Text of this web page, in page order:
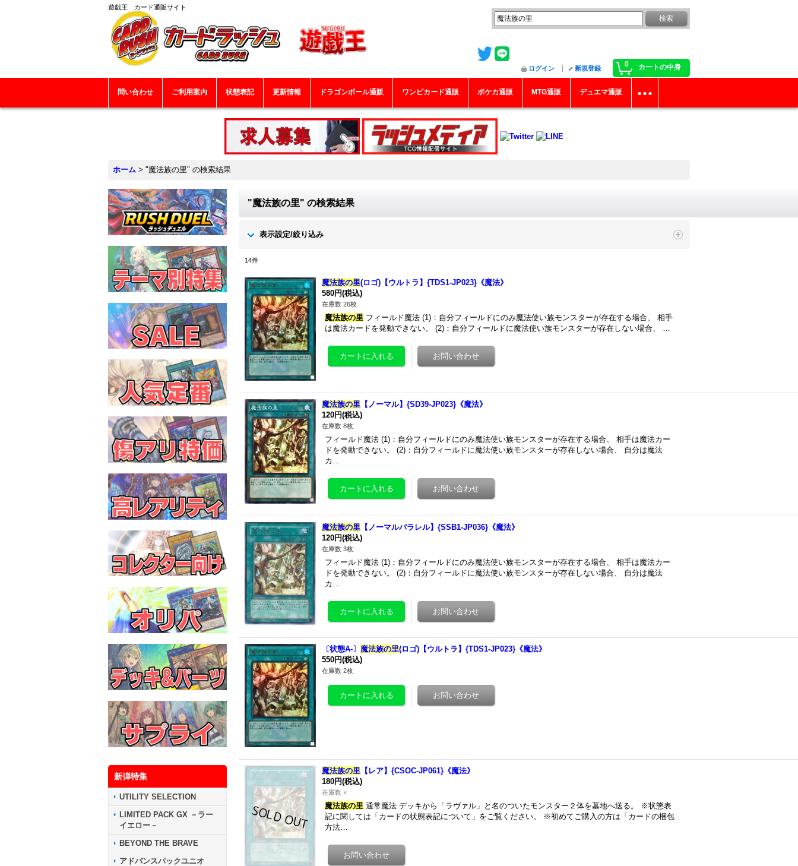
遊戯王 カード通販サイト
0 カートの中身
ログイン 新規登録
問い合わせ ご利用案内 状態表記 更新情報 ドラゴンボール通販 ワンピカード通販 ポケカ通販 MTG通販 デュエマ通販
ホーム > "魔法族の里" の検索結果
新弾特集
UTILITY SELECTION
LIMITED PACK GX －ラー
イエロー－
BEYOND THE BRAVE
アドバンスパックユニオ
"魔法族の里" の検索結果
表示設定/絞り込み
14件
魔法族の里(ロゴ)【ウルトラ】{TDS1-JP023}《魔法》
580円(税込)
在庫数 26枚
魔法族の里 フィールド魔法 (1)：自分フィールドにのみ魔法使い族モンスターが存在する場合、 相手
は魔法カードを発動できない。 (2)：自分フィールドに魔法使い族モンスターが存在しない場合、 …
魔法族の里 【ノーマル】{SD39-JP023}《魔法》
120円(税込)
在庫数 8枚
フィールド魔法 (1)：自分フィールドにのみ魔法使い族モンスターが存在する場合、 相手は魔法カー
ドを発動できない。 (2)：自分フィールドに魔法使い族モンスターが存在しない場合、 自分は魔法
カ…
魔法族の里 【ノーマルパラレル】{SSB1-JP036}《魔法》
120円(税込)
在庫数 3枚
フィールド魔法 (1)：自分フィールドにのみ魔法使い族モンスターが存在する場合、 相手は魔法カー
ドを発動できない。 (2)：自分フィールドに魔法使い族モンスターが存在しない場合、 自分は魔法
カ…
〔状態A-〕 魔法族の里(ロゴ)【ウルトラ】{TDS1-JP023}《魔法》
550円(税込)
在庫数 2枚
魔法族の里 【レア】{CSOC-JP061}《魔法》
180円(税込)
在庫数 ×
魔法族の里 通常魔法 デッキから「ラヴァル」と名のついたモンスター２体を墓地へ送る。 ※状態表
記に関しては「カードの状態表記について」をご覧ください。 ※初めてご購入の方は「カードの梱包
方法…